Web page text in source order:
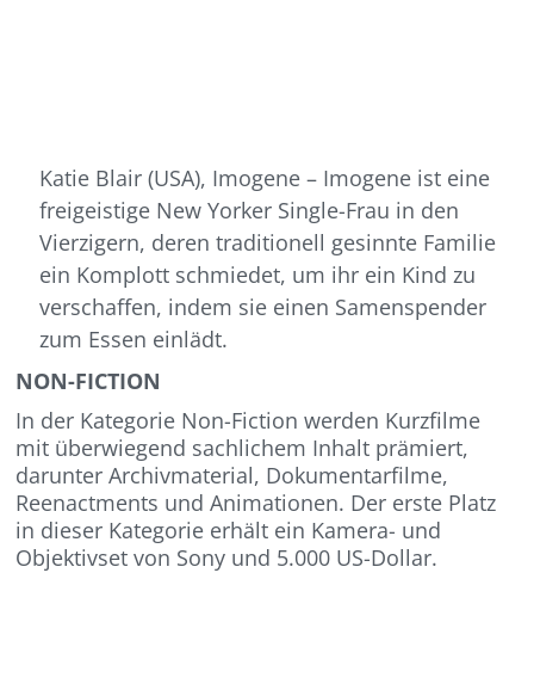
Katie Blair (USA), Imogene – Imogene ist eine
freigeistige New Yorker Single-Frau in den
Vierzigern, deren traditionell gesinnte Familie
ein Komplott schmiedet, um ihr ein Kind zu
verschaffen, indem sie einen Samenspender
zum Essen einlädt.
NON-FICTION
In der Kategorie Non-Fiction werden Kurzfilme
mit überwiegend sachlichem Inhalt prämiert,
darunter Archivmaterial, Dokumentarfilme,
Reenactments und Animationen. Der erste Platz
in dieser Kategorie erhält ein Kamera- und
Objektivset von Sony und 5.000 US-Dollar.